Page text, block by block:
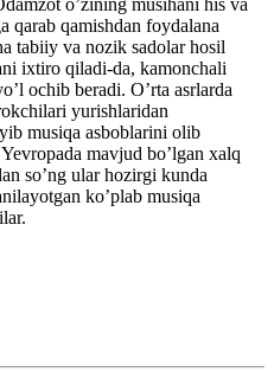
qamishdan foydalana
tabiiy va nozik sadolar hosil
ixtiro qiladi-da, kamonchali
ochib beradi. O’rta asrlarda
yurishlaridan
musiqa asboblarini olib
mavjud bo’lgan xalq
so’ng ular hozirgi kunda
ko’plab musiqa